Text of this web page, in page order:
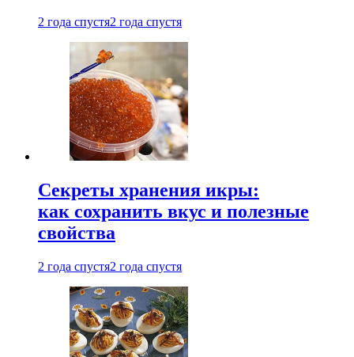
2 года спустя2 года спустя
Секреты хранения икры:
как сохранить вкус и полезные
свойства
2 года спустя2 года спустя